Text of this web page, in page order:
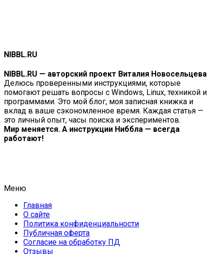
NIBBL.RU
NIBBL.RU — авторский проект Виталия Новосельцева
Делюсь проверенными инструкциями, которые
помогают решать вопросы с Windows, Linux, техникой и
программами. Это мой блог, моя записная книжка и
вклад в ваше сэкономленное время. Каждая статья —
это личный опыт, часы поиска и экспериментов.
Мир меняется. А инструкции Ниббла — всегда
работают!
Меню
Главная
О сайте
Политика конфиденциальности
Публичная оферта
Согласие на обработку ПД
Отзывы